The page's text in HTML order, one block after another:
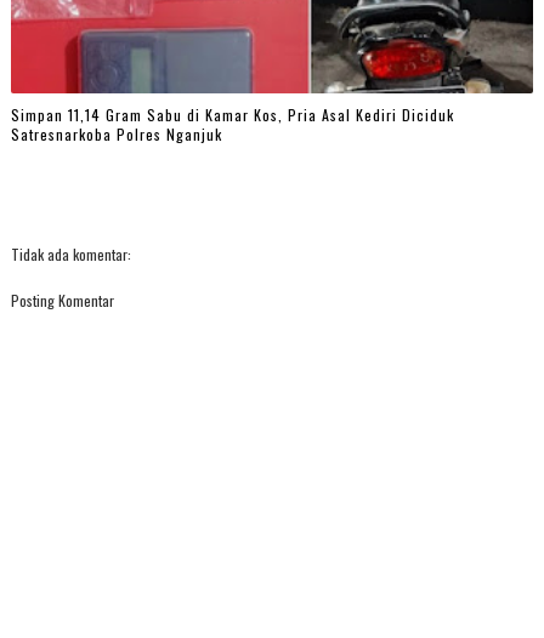
Simpan 11,14 Gram Sabu di Kamar Kos, Pria Asal Kediri Diciduk
Satresnarkoba Polres Nganjuk
Tidak ada komentar:
Posting Komentar